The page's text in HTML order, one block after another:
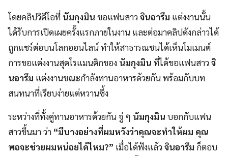
โดยคลิปวิดีโอที่ นัมกุงมิน ขอแฟนสาวจินอารึม แต่งงานนั้น
ได้รับการเปิดเผยครั้งแรกภายในงาน และต่อมาคลิปดังกล่าวได้
ถูกแชร์ต่อบนโลกออนไลน์ ทำให้สาธารณชนได้เห็นโมเมนต์
การขอแต่งงานสุดโรแมนติกของ นัมกุงมิน ที่ได้ขอแฟนสาวจิ
นอารึม แต่งงานขณะกำลังทานอาหารด้วยกัน พร้อมกับบท
สนทนาที่เรียบง่ายแต่หวานซึ้ง
ระหว่างที่ทั้งคู่ทานอาหารด้วยกัน จู่ ๆ นัมกุงมิน บอกกับแฟน
สาวขึ้นมา ว่า “มีบางอย่างที่ผมหวังว่าคุณจะทำให้ผม คุณ
พอจะช่วยผมหน่อยได้ไหม?” เมื่อได้ฟังแล้วจินอารึม ก็ตอบ